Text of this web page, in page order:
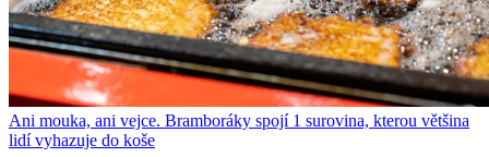
Ani mouka, ani vejce. Bramboráky spojí 1 surovina, kterou většina
lidí vyhazuje do koše